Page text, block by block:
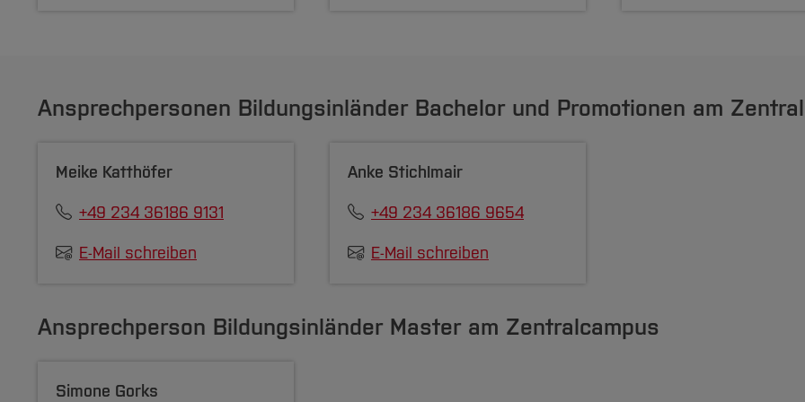
Ansprechpersonen Bildungsinländer Bachelor und Promotionen am
Meike Katthöfer
+49 234 36186 9131
E-Mail schreiben
Anke Stichlmair
+49 234 36186 9654
E-Mail schreiben
Ansprechperson Bildungsinländer Master am Zentralcampus
Simone Gorks